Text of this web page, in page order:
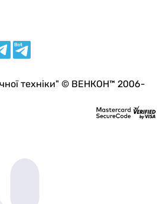
техніки" © ВЕНКОН™ 2006-